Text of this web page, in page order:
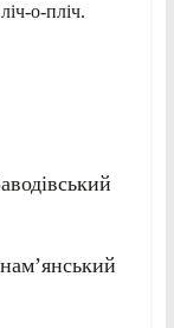
о-пліч.